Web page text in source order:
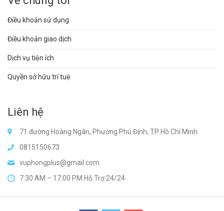
Điều khoản sử dụng
Điều khoản giao dịch
Dịch vụ tiện ích
Quyền sở hữu trí tuệ
Liên hệ
71 đường Hoàng Ngân, Phường Phú Định, TP Hồ Chí Minh
0815150673
vuphongplus@gmail.com
7:30 AM – 17:00 PM Hỗ Trợ 24/24